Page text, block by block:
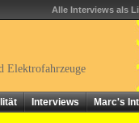
Alle Interviews als
Elektrofahrzeuge
Interviews Marc's